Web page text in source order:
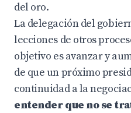
del oro.
La delegación del
lecciones de otros
objetivo es avanzar y
de que un próximo
continuidad a la
entender que no se